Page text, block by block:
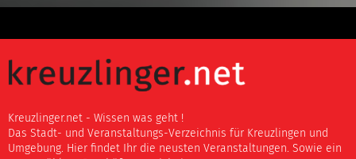
Kreuzlinger.net - Wissen was geht !
Das Stadt- und Veranstaltungs-Verzeichnis für Kreuzlingen und
Umgebung. Hier findet Ihr die neusten Veranstaltungen. Sowie ein